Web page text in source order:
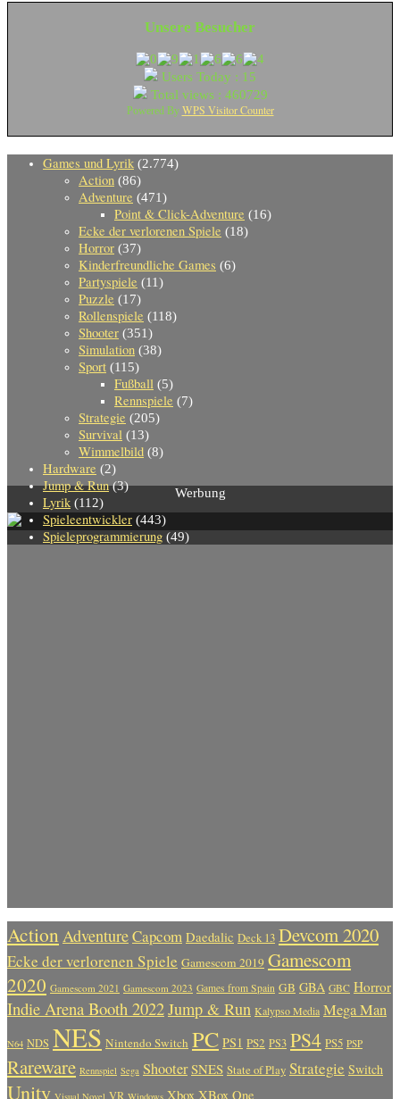
Unsere Besucher
Users Today : 15
Total views : 460729
Powered By WPS Visitor Counter
Games und Lyrik (2.774)
Action (86)
Adventure (471)
Point & Click-Adventure (16)
Ecke der verlorenen Spiele (18)
Horror (37)
Kinderfreundliche Games (6)
Partyspiele (11)
Puzzle (17)
Rollenspiele (118)
Shooter (351)
Simulation (38)
Sport (115)
Fußball (5)
Rennspiele (7)
Strategie (205)
Survival (13)
Wimmelbild (8)
Hardware (2)
Jump & Run(3)
Lyrik (112)
Spieleentwickler (443)
Spieleprogrammierung (49)
Werbung
Action AdventureCapcom Daedalic Deck 13 Devcom 2020
Ecke der verlorenen Spiele Gamescom 2019 Gamescom
2020 Gamescom 2021 Gamescom 2023 Games from Spain GB GBA GBC Horror
Indie Arena Booth 2022Jump & Run Kalypso Media Mega Man
N64 NDS NES Nintendo Switch PC PS1 PS2 PS3 PS4 PS5 PSP
Rareware Rennspiel Sega Shooter SNES State of Play Strategie Switch
Unity Visual Novel VR Windows Xbox XBox One